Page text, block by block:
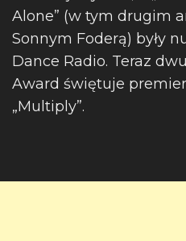
Alone” (w tym drugim
Sonnym Foderą) były
Dance Radio. Teraz
Award świętuje
„Multiply”.